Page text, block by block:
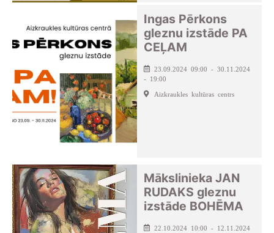
Ingas Pērkons
gleznu izstāde PA
CEĻAM
23.09.2024 09:00 - 30.11.2024
- 19:00
Aizkraukles kultūras centrs
Mākslinieka JAN
RUDAKS gleznu
izstāde BOHĒMA
22.10.2024 10:00 - 12.11.2024